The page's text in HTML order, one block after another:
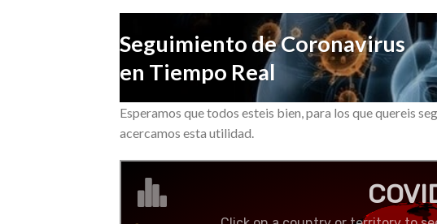
Seguimiento de Coronavirus
en Tiempo Real
Esperamos que todos esteis bien, para los que quereis
acercamos esta utilidad.